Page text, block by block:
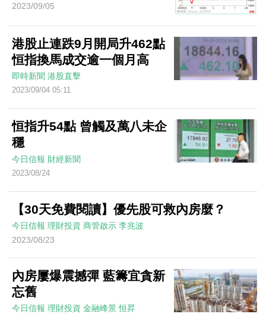
2023/09/05
港股止連跌9月開局升462點
恒指換馬成交逾一個月高
即時新聞 港股直擊
2023/09/04 05:11
恒指升54點 曾觸及萬八未企
穩
今日信報 財經新聞
2023/08/24
【30天免費閱讀】優先股可救內房麼？
今日信報 理財投資 商管啟示 李兆波
2023/08/23
內房屢爆震撼彈 藍籌宜貪新
忘舊
今日信報 理財投資 金融峰景 恒昇